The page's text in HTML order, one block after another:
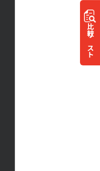
比較
リスト